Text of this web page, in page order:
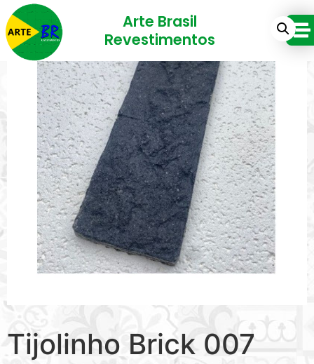
Arte Brasil
Revestimentos
Tijolinho Brick 007